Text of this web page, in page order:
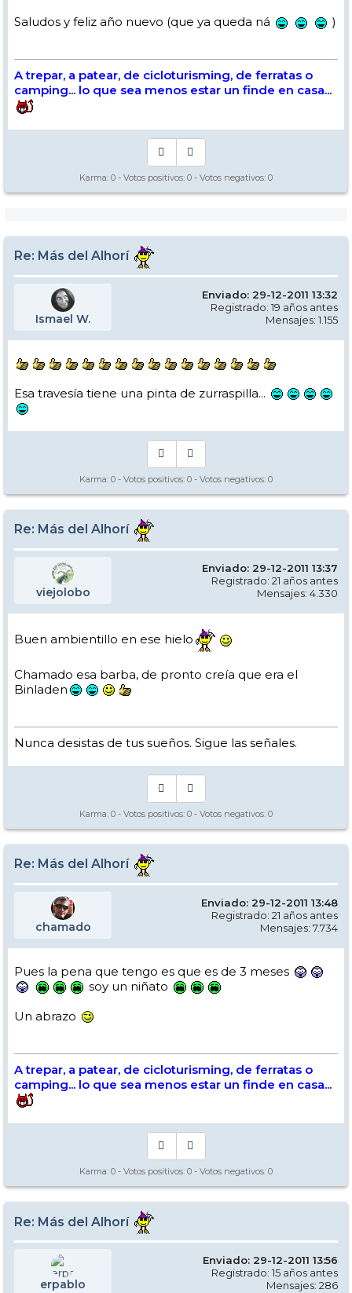
Saludos y feliz año nuevo (que ya queda ná
)
A trepar, a patear, de cicloturisming, de ferratas o
camping... lo que sea menos estar un finde en casa...
Karma: 0 - Votos positivos: 0 - Votos negativos: 0
Re: Más del Alhorí
Ismael W.
Enviado: 29-12-2011 13:32
Registrado: 19 años antes
Mensajes: 1.155
Esa travesía tiene una pinta de zurraspilla...
Karma: 0 - Votos positivos: 0 - Votos negativos: 0
Re: Más del Alhorí
viejolobo
Enviado: 29-12-2011 13:37
Registrado: 21 años antes
Mensajes: 4.330
Buen ambientillo en ese hielo
Chamado esa barba, de pronto creía que era el
Binladen
Nunca desistas de tus sueños. Sigue las señales.
Karma: 0 - Votos positivos: 0 - Votos negativos: 0
Re: Más del Alhorí
chamado
Enviado: 29-12-2011 13:48
Registrado: 21 años antes
Mensajes: 7.734
Pues la pena que tengo es que es de 3 meses
soy un niñato
Un abrazo
A trepar, a patear, de cicloturisming, de ferratas o
camping... lo que sea menos estar un finde en casa...
Karma: 0 - Votos positivos: 0 - Votos negativos: 0
Re: Más del Alhorí
erpablo
Enviado: 29-12-2011 13:56
Registrado: 15 años antes
Mensajes: 286